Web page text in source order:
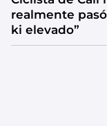
realmente
ki elevado”